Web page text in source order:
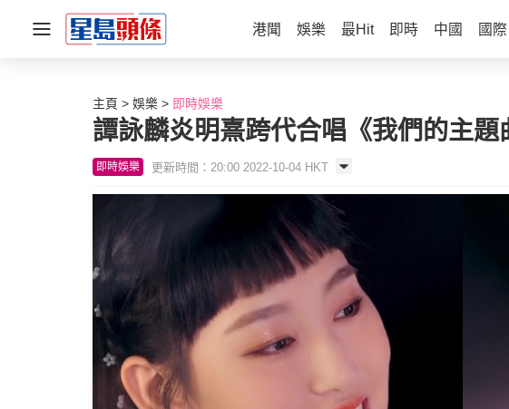
港聞 娛樂 最Hit 即時 中國 國際
主頁 娛樂 即時娛樂
譚詠麟炎明熹跨代合唱《我們的主
即時娛樂 更新時間：20:00 2022-10-04 HKT